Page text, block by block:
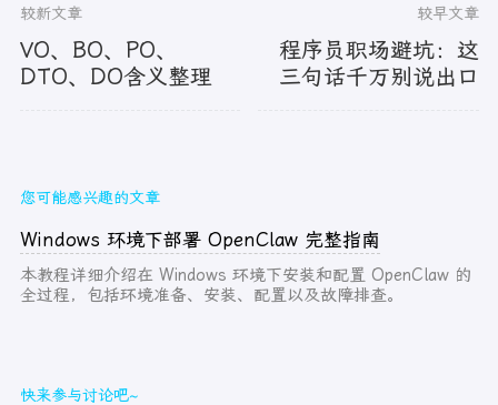
较新文章
VO、BO、PO、
DTO、DO含义整理
较早文章
程序员职场避坑：这
三句话千万别说出口
您可能感兴趣的文章
Windows 环境下部署 OpenClaw 完整指南
本教程详细介绍在 Windows 环境下安装和配置 OpenClaw 的
全过程，包括环境准备、安装、配置以及故障排查。
快来参与讨论吧~